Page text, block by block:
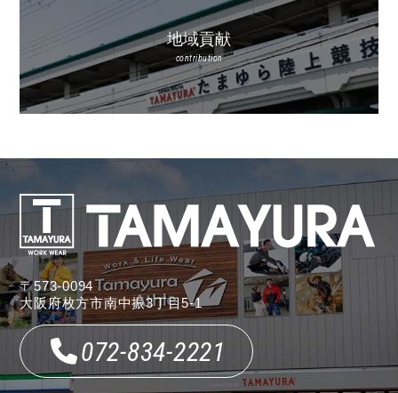
地域貢献
contribution
〒573-0094
大阪府枚方市南中振3丁目5-1
072-834-2221